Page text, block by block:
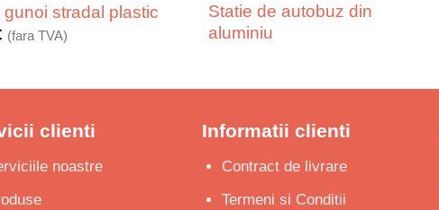
gunoi stradal plastic
(fara TVA)
Statie de autobuz din
aluminiu
clienti
noastre
Informatii clienti
Contract de livrare
Termeni si Conditii